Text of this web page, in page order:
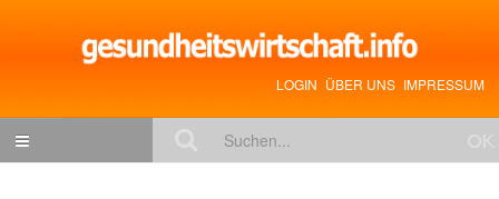
LOGIN ÜBER UNS IMPRESSUM